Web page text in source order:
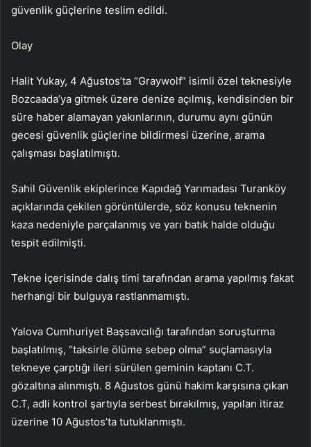
güvenlik güçlerine teslim edildi.
Olay
Halit Yukay, 4 Ağustos’ta “Graywolf” isimli özel teknesiyle
Bozcaada’ya gitmek üzere denize açılmış, kendisinden bir
süre haber alamayan yakınlarının, durumu aynı günün
gecesi güvenlik güçlerine bildirmesi üzerine, arama
çalışması başlatılmıştı.
Sahil Güvenlik ekiplerince Kapıdağ Yarımadası Turanköy
açıklarında çekilen görüntülerde, söz konusu teknenin
kaza nedeniyle parçalanmış ve yarı batık halde olduğu
tespit edilmişti.
Tekne içerisinde dalış timi tarafından arama yapılmış fakat
herhangi bir bulguya rastlanmamıştı.
Yalova Cumhuriyet Başsavcılığı tarafından soruşturma
başlatılmış, “taksirle ölüme sebep olma” suçlamasıyla
tekneye çarptığı ileri sürülen geminin kaptanı C.T.
gözaltına alınmıştı. 8 Ağustos günü hakim karşısına çıkan
C.T, adli kontrol şartıyla serbest bırakılmış, yapılan itiraz
üzerine 10 Ağustos’ta tutuklanmıştı.